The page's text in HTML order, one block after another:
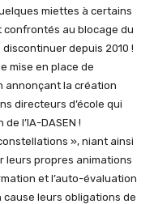
miettes à certains
au blocage du
depuis 2010 !
mise en place de
annonçant la création
directeurs d’école qui
l’IA-DASEN !
», niant ainsi
leurs propres animations
et l’auto-évaluation
leurs obligations de